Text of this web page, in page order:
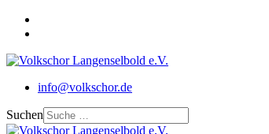
info@volkschor.de
Suchen